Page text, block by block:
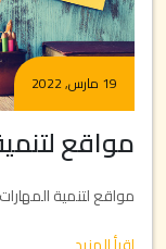
19 مارس, 2022
مواقع
مواقع لتنمية